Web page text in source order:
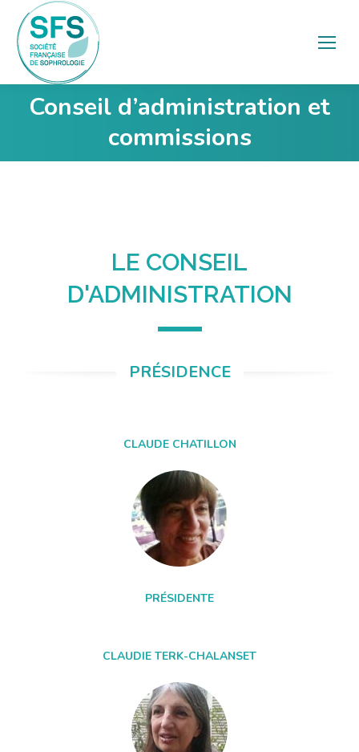
Conseil d’administration et
commissions
LE CONSEIL
D'ADMINISTRATION
PRÉSIDENCE
CLAUDE CHATILLON
PRÉSIDENTE
CLAUDIE TERK-CHALANSET